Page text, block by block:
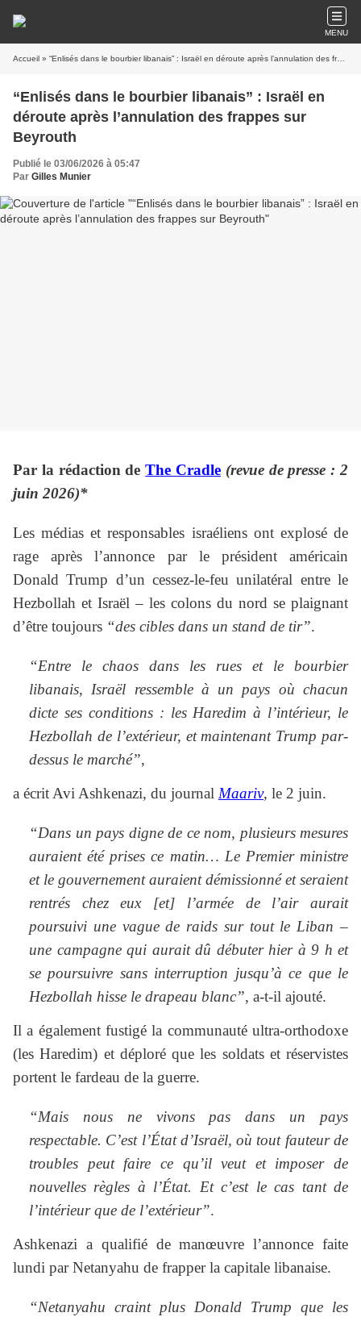
MENU
Accueil » “Enlisés dans le bourbier libanais” : Israël en déroute après l’annulation des frappes sur Beyrouth
“Enlisés dans le bourbier libanais” : Israël en
déroute après l’annulation des frappes sur
Beyrouth
Publié le 03/06/2026 à 05:47
Par Gilles Munier
Par la rédaction deThe Cradle (revue de presse : 2
juin 2026)*
Les médias et responsables israéliens ont explosé de
rage après l’annonce par le président américain
Donald Trump d’un cessez-le-feu unilatéral entre le
Hezbollah et Israël – les colons du nord se plaignant
d’être toujours “des cibles dans un stand de tir”.
“Entre le chaos dans les rues et le bourbier
libanais, Israël ressemble à un pays où chacun
dicte ses conditions : les Haredim à l’intérieur, le
Hezbollah de l’extérieur, et maintenant Trump par-
dessus le marché”,
a écrit Avi Ashkenazi, du journal Maariv, le 2 juin.
“Dans un pays digne de ce nom, plusieurs mesures
auraient été prises ce matin… Le Premier ministre
et le gouvernement auraient démissionné et seraient
rentrés chez eux [et] l’armée de l’air aurait
poursuivi une vague de raids sur tout le Liban –
une campagne qui aurait dû débuter hier à 9 h et
se poursuivre sans interruption jusqu’à ce que le
Hezbollah hisse le drapeau blanc”, a-t-il ajouté.
Il a également fustigé la communauté ultra-orthodoxe
(les Haredim) et déploré que les soldats et réservistes
portent le fardeau de la guerre.
“Mais nous ne vivons pas dans un pays
respectable. C’est l’État d’Israël, où tout fauteur de
troubles peut faire ce qu’il veut et imposer de
nouvelles règles à l’État. Et c’est le cas tant de
l’intérieur que de l’extérieur”.
Ashkenazi a qualifié de manœuvre l’annonce faite
lundi par Netanyahu de frapper la capitale libanaise.
“Netanyahu craint plus Donald Trump que les